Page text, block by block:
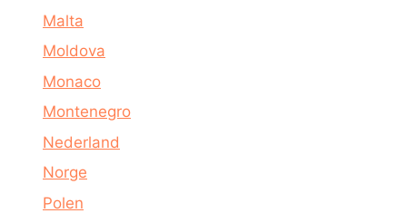
Malta
Moldova
Monaco
Montenegro
Nederland
Norge
Polen